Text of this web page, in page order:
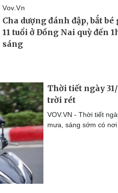
Thời tiết ngày
trời rét
VOV.VN - Thời tiết
mưa, sáng sớm có